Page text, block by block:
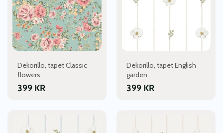
Dekorillo, tapet Classic
flowers
399 KR
Dekorillo, tapet English
garden
399 KR